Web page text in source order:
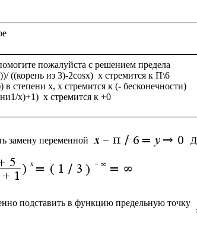
пожалуйста с решением предела
((корень из 3)-2cosx)  x стремится к П\6
в степени х, x стремится к (- бесконечности)
замену переменной
подставить в функцию предельную точку